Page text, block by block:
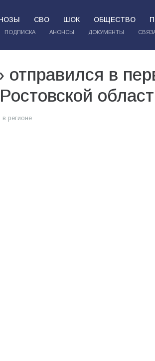
СВО ШОК ОБЩЕСТВО
ПОДПИСКА АНОНСЫ ДОКУМЕНТЫ
отправился в
в регионе